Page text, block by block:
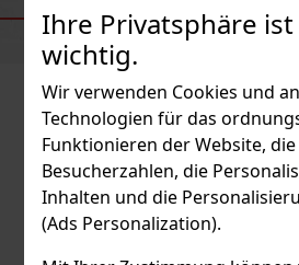
Ihre Privatsphäre
wichtig.
Wir verwenden Cookies und
Technologien für das
Funktionieren der Website,
Besucherzahlen, die
Inhalten und die
(Ads Personalization).
EMPFOHLENE
Rabatt: 43%
Aktion